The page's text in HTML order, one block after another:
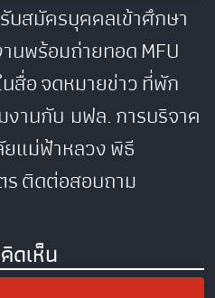
บสมัครบุคคลเข้าศึกษา
นพร้อมถ่ายทอดMFU
สื่อจดหมายข่าวที่พัก
งานกับ มฟล.การบริจาค
แม่ฟ้าหลวงพิธี
ติดต่อสอบถาม
ดเห็น